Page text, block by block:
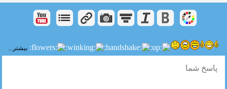
بیشتر...